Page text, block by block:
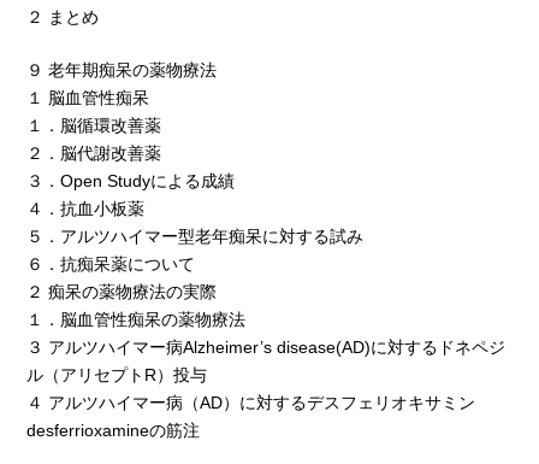
２ まとめ
９ 老年期痴呆の薬物療法
１ 脳血管性痴呆
１．脳循環改善薬
２．脳代謝改善薬
３．Open Studyによる成績
４．抗血小板薬
５．アルツハイマー型老年痴呆に対する試み
６．抗痴呆薬について
２ 痴呆の薬物療法の実際
１．脳血管性痴呆の薬物療法
３ アルツハイマー病Alzheimer’s disease(AD)に対するドネペジ
ル（アリセプトR）投与
４ アルツハイマー病（AD）に対するデスフェリオキサミン
desferrioxamineの筋注